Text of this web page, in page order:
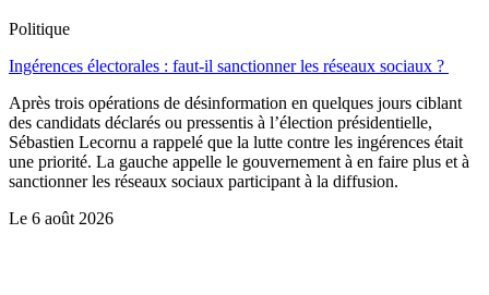
Politique
Ingérences électorales : faut-il sanctionner les réseaux sociaux ?
Après trois opérations de désinformation en quelques jours ciblant
des candidats déclarés ou pressentis à l’élection présidentielle,
Sébastien Lecornu a rappelé que la lutte contre les ingérences était
une priorité. La gauche appelle le gouvernement à en faire plus et à
sanctionner les réseaux sociaux participant à la diffusion.
Le 6 août 2026